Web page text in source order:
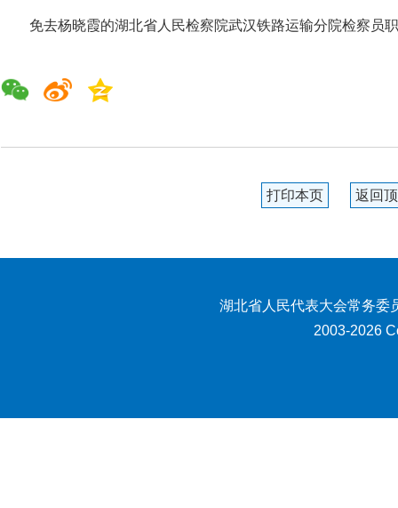
免去杨晓霞的湖北省人民检察院武汉铁路运输分院检察员
打印本页 返回
湖北省人民代表大会常务委
2003-2026